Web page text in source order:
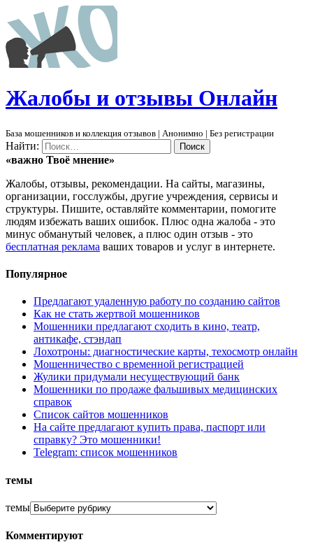
Жалобы и отзывы Онлайн
База мошенников и коллекция отзывов | Анонимно | Без регистрации
Найти:
«важно Твоё мнение»
Жалобы, отзывы, рекомендации. На сайты, магазины,
организации, госслужбы, другие учреждения, сервисы и
структуры. Пишите, оставляйте комментарии, помогите
людям избежать ваших ошибок. Плюс одна жалоба - это
минус обманутый человек, а плюс один отзыв - это
бесплатная реклама ваших товаров и услуг в интернете.
Популярное
Предлагают удаленную работу по созданию сайтов
Как не стать жертвой мошенников
Мошенники предлагают сходить в кино, театр,
антикафе, стэндап
Лохотроны: диагностические карты, техосмотр онлайн
Мошенничество с временной регистрацией
Жулики придумали несуществующий банк
Мошенники по продаже фальшивых медицинских
справок
Список сайтов мошенников
На сайте предлагают купить права, паспорт или
справку? Это мошенники!
Telegram: список мошенников
темы
темы
Комментируют